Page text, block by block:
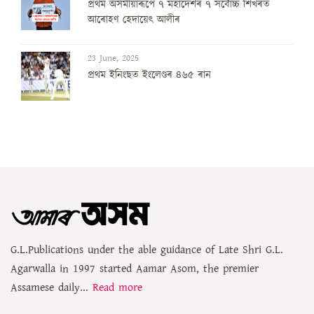
প্ৰথম অসমীয়াৰূপে ৭ মহাদেশৰ ৭ সৰ্বোচ্চ শিখৰত
আৰোহণ হেদায়েৎ আলীৰ
23 June, 2025
প্ৰথম ইনিংছত ইংলেণ্ডৰ ৪৬৫ ৰান
G.L.Publications under the able guidance of Late Shri G.L.
Agarwalla in 1997 started Aamar Asom, the premier
Assamese daily... Read more